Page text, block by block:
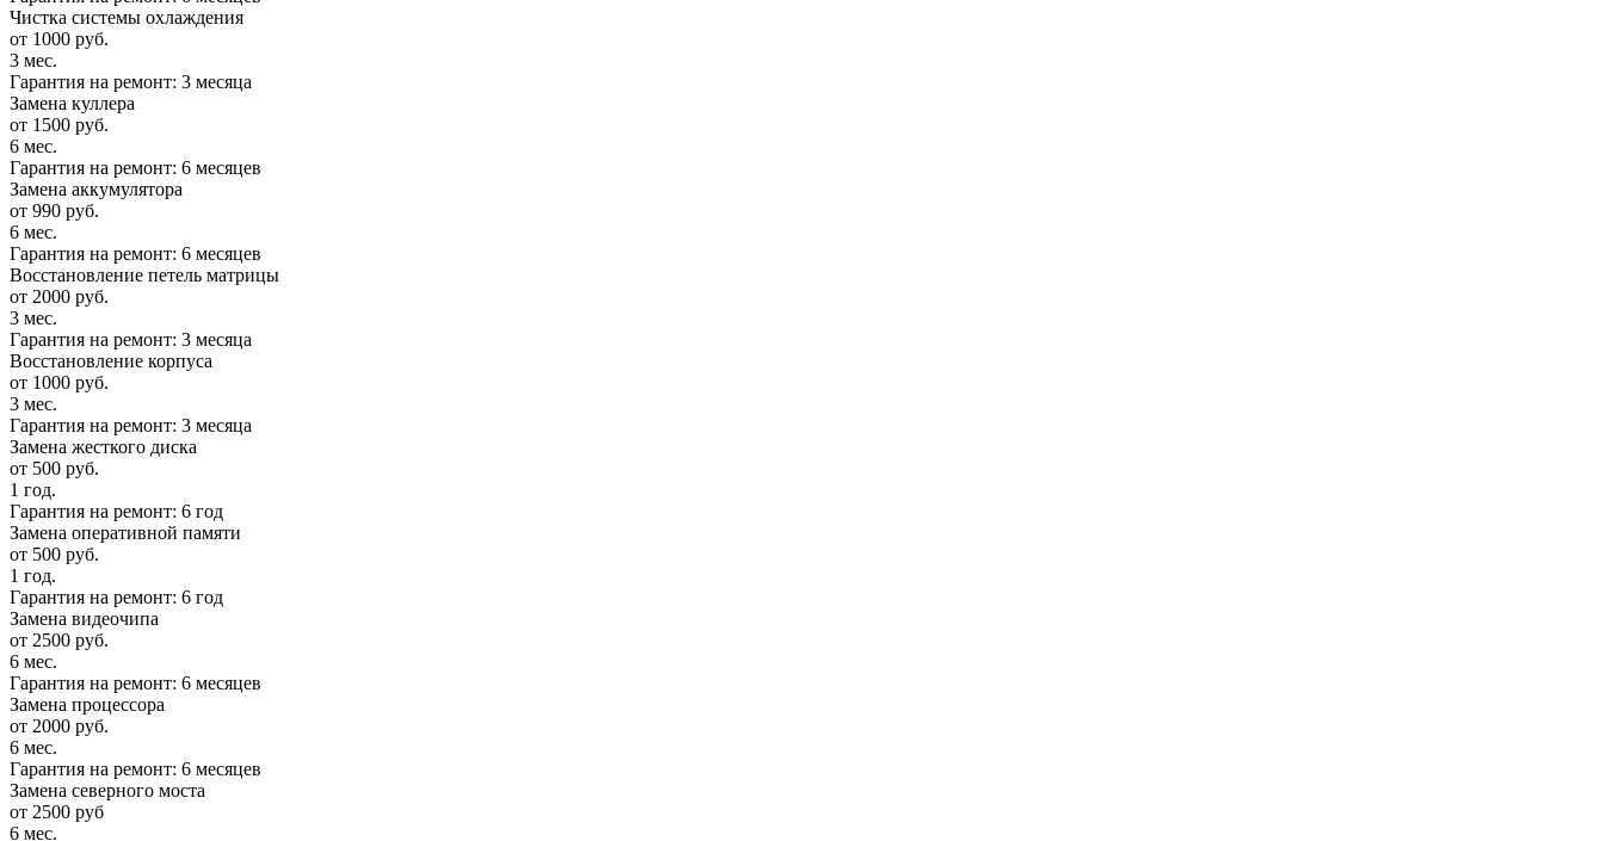
Чистка системы охлаждения
от 1000 руб.
3 мес.
Гарантия на ремонт: 3 месяца
Замена куллера
от 1500 руб.
6 мес.
Гарантия на ремонт: 6 месяцев
Замена аккумулятора
от 990 руб.
6 мес.
Гарантия на ремонт: 6 месяцев
Восстановление петель матрицы
от 2000 руб.
3 мес.
Гарантия на ремонт: 3 месяца
Восстановление корпуса
от 1000 руб.
3 мес.
Гарантия на ремонт: 3 месяца
Замена жесткого диска
от 500 руб.
1 год.
Гарантия на ремонт: 6 год
Замена оперативной памяти
от 500 руб.
1 год.
Гарантия на ремонт: 6 год
Замена видеочипа
от 2500 руб.
6 мес.
Гарантия на ремонт: 6 месяцев
Замена процессора
от 2000 руб.
6 мес.
Гарантия на ремонт: 6 месяцев
Замена северного моста
от 2500 руб
6 мес.